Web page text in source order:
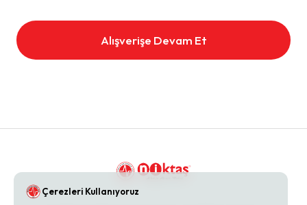
Alışverişe Devam Et
Çerezleri Kullanıyoruz